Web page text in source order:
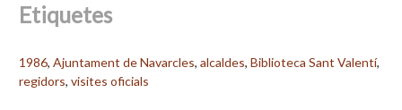
Etiquetes
1986, Ajuntament de Navarcles, alcaldes, Biblioteca Sant Valentí,
regidors, visites oficials